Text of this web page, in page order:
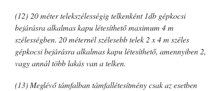
(12) 20 méter telekszélességig telkenként 1db gépkocsi
bejárásra alkalmas kapu létesíthető maximum 4 m
szélességben. 20 méternél szélesebb telek 2 x 4 m széles
gépkocsi bejárásra alkalmas kapu létesíthető, amennyiben 2,
vagy annál több lakás van a telken.
(13) Meglévő támfalban támfallétesítmény csak az esetben